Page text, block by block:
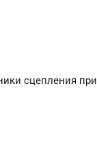
сцепления при